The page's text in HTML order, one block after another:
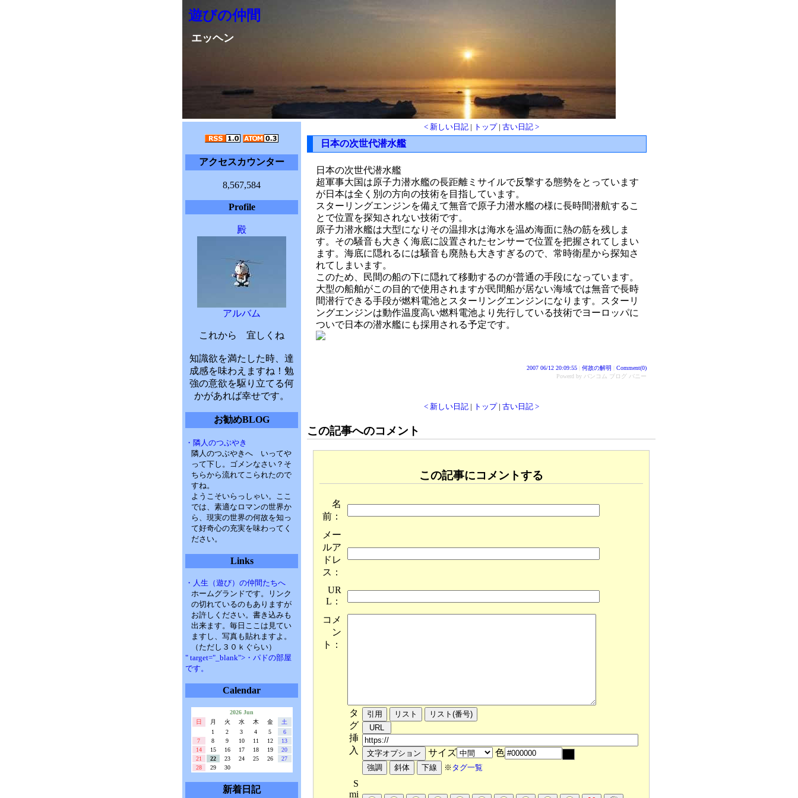
遊びの仲間
エッヘン
アクセスカウンター
8,567,584
Profile
殿
アルバム
これから 宜しくね
知識欲を満たした時、達
成感を味わえますね！勉
強の意欲を駆り立てる何
かがあれば幸せです。
お勧めBLOG
・隣人のつぶやき
隣人のつぶやきへ いってや
って下し。ゴメンなさい？そ
ちらから流れてこられたので
すね。
ようこそいらっしゃい。ここ
では、素適なロマンの世界か
ら、現実の世界の何故を知っ
て好奇心の充実を味わってく
ださい。
Links
・人生（遊び）の仲間たちへ
ホームグランドです。リンク
の切れているのもありますが
お許しください。書き込みも
出来ます。毎日ここは見てい
ますし、写真も貼れますよ。
（ただし３０ｋぐらい）
" target="_blank">・パドの部屋
です。
Calendar
2026 Jun
日
月 火 水 木 金
土
1
2 3 4 5
6
7
8 9 10 11 12
13
14
15 16 17 18 19
20
21
22 23 24 25 26
27
28
29 30
新着日記
< 新しい日記| トップ| 古い日記 >
日本の次世代潜水艦
日本の次世代潜水艦
超軍事大国は原子力潜水艦の長距離ミサイルで反撃する態勢をとっています
が日本は全く別の方向の技術を目指しています。
スターリングエンジンを備えて無音で原子力潜水艦の様に長時間潜航するこ
とで位置を探知されない技術です。
原子力潜水艦は大型になりその温排水は海水を温め海面に熱の筋を残しま
す。その騒音も大きく海底に設置されたセンサーで位置を把握されてしまい
ます。海底に隠れるには騒音も廃熱も大きすぎるので、常時衛星から探知さ
れてしまいます。
このため、民間の船の下に隠れて移動するのが普通の手段になっています。
大型の船舶がこの目的で使用されますが民間船が居ない海域では無音で長時
間潜行できる手段が燃料電池とスターリングエンジンになります。スターリ
ングエンジンは動作温度高い燃料電池より先行している技術でヨーロッパに
ついで日本の潜水艦にも採用される予定です。
2007 06/12 20:09:55 何故の解明
Comment(0)
Powerd by バンコム ブログ バニー
< 新しい日記| トップ| 古い日記 >
この記事へのコメント
この記事にコメントする
名
前：
メー
ルア
ドレ
ス：
UR
L：
コメ
ン
ト：
タ
グ
挿
入
サイズ 色
※ タグ一覧
S
mi